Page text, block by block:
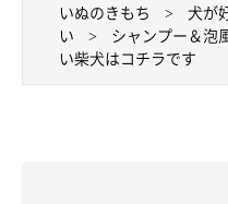
いぬのきもち 犬が
い
シャンプー＆泡
い柴犬はコチラです